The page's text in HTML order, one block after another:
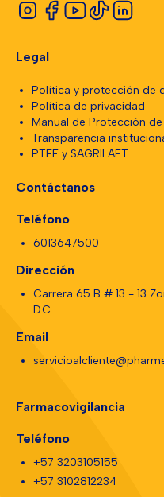
Legal
Política y protección de
Política de privacidad
Manual de Protección
Transparencia
PTEE y SAGRILAFT
Contáctanos
Teléfono
6013647500
Dirección
Carrera 65 B # 13 - 13
D.C
Email
Farmacovigilancia
Teléfono
+57 3203105155
+57 3102812234